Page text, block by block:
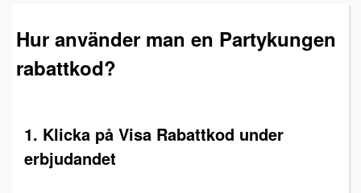
Hur använder man en Partykungen
rabattkod?
1. Klicka på Visa Rabattkod under
erbjudandet